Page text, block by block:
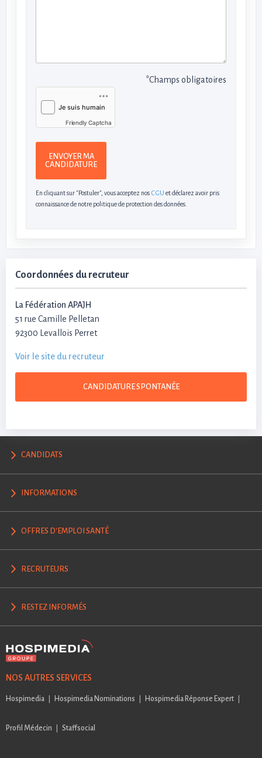
*Champs obligatoires
Friendly Captcha
ENVOYER MA
CANDIDATURE
En cliquant sur "Postuler", vous acceptez nos CGU et déclarez avoir pris
connaissance de notre politique de protection des données.
Coordonnées du recruteur
La Fédération APAJH
51 rue Camille Pelletan
92300 Levallois Perret
Voir le site du recruteur
CANDIDATURE SPONTANÉE
CANDIDATS
INFORMATIONS
OFFRES D'EMPLOI SANTÉ
RECRUTEURS
RESTEZ INFORMÉS
NOS AUTRES SERVICES
Hospimedia Hospimedia Nominations Hospimedia Réponse Expert
Profil Médecin Staffsocial